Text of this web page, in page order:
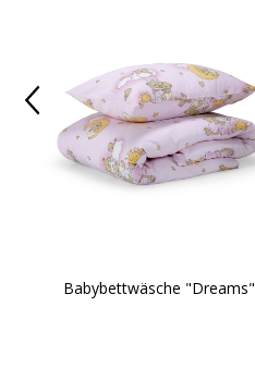
Babybettwäsche "Dreams"